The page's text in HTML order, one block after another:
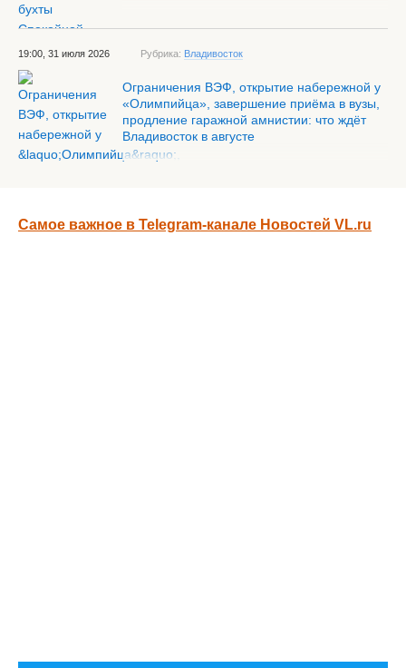
19:00, 31 июля 2026 Рубрика: Владивосток
Ограничения ВЭФ, открытие набережной у
«Олимпийца», завершение приёма в вузы,
продление гаражной амнистии: что ждёт
Владивосток в августе
Самое важное в Telegram-канале Новостей VL.ru